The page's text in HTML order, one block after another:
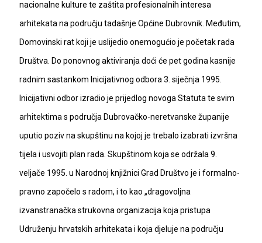
nacionalne kulture te zaštita profesionalnih interesa
arhitekata na području tadašnje Općine Dubrovnik. Međutim,
Domovinski rat koji je uslijedio onemogućio je početak rada
Društva. Do ponovnog aktiviranja doći će pet godina kasnije
radnim sastankom Inicijativnog odbora 3. siječnja 1995.
Inicijativni odbor izradio je prijedlog novoga Statuta te svim
arhitektima s područja Dubrovačko-neretvanske županije
uputio poziv na skupštinu na kojoj je trebalo izabrati izvršna
tijela i usvojiti plan rada. Skupštinom koja se održala 9.
veljače 1995. u Narodnoj knjižnici Grad Društvo je i formalno-
pravno započelo s radom, i to kao „dragovoljna
izvanstranačka strukovna organizacija koja pristupa
Udruženju hrvatskih arhitekata i koja djeluje na području